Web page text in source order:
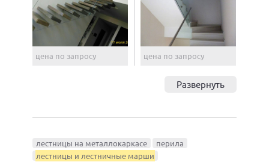
цена по запросу цена по запросу
Развернуть
лестницы на металлокаркасе
перила
лестницы и лестничные марши